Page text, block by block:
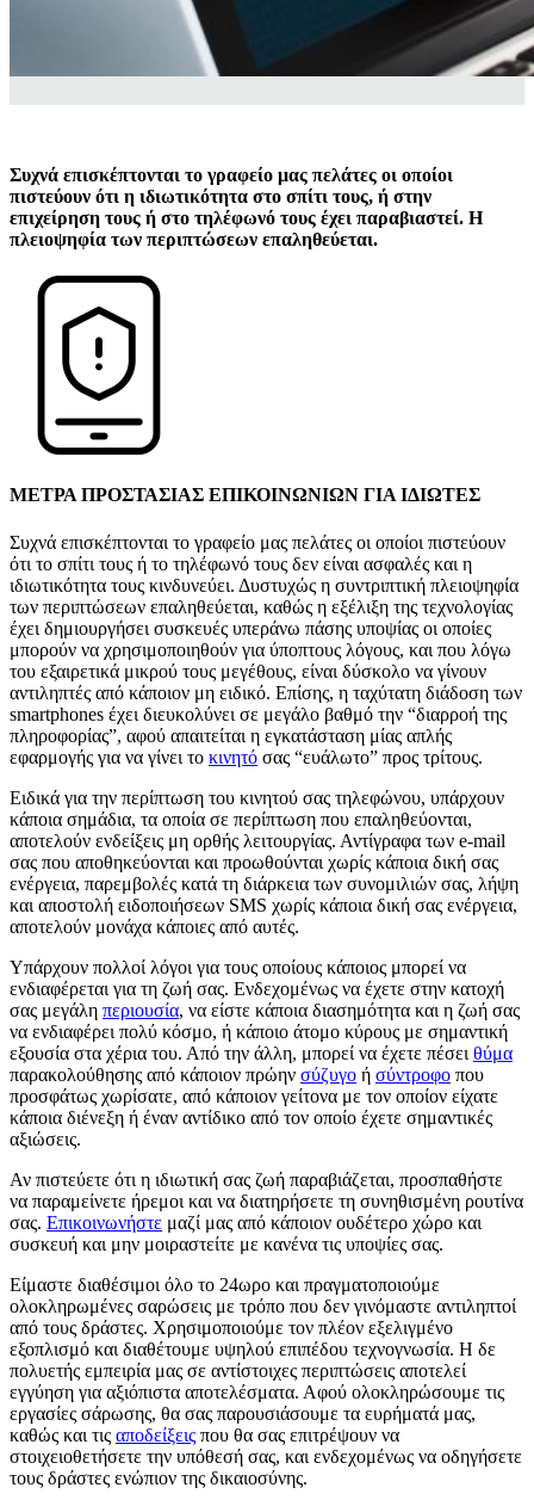
Συχνά επισκέπτονται το γραφείο μας πελάτες οι οποίοι
πιστεύουν ότι η ιδιωτικότητα στο σπίτι τους, ή στην
επιχείρηση τους ή στο τηλέφωνό τους έχει παραβιαστεί. Η
πλειοψηφία των περιπτώσεων επαληθεύεται.
ΜΕΤΡΑ ΠΡΟΣΤΑΣΙΑΣ ΕΠΙΚΟΙΝΩΝΙΩΝ ΓΙΑ ΙΔΙΩΤΕΣ
Συχνά επισκέπτονται το γραφείο μας πελάτες οι οποίοι πιστεύουν
ότι το σπίτι τους ή το τηλέφωνό τους δεν είναι ασφαλές και η
ιδιωτικότητα τους κινδυνεύει. Δυστυχώς η συντριπτική πλειοψηφία
των περιπτώσεων επαληθεύεται, καθώς η εξέλιξη της τεχνολογίας
έχει δημιουργήσει συσκευές υπεράνω πάσης υποψίας οι οποίες
μπορούν να χρησιμοποιηθούν για ύποπτους λόγους, και που λόγω
του εξαιρετικά μικρού τους μεγέθους, είναι δύσκολο να γίνουν
αντιληπτές από κάποιον μη ειδικό. Επίσης, η ταχύτατη διάδοση των
smartphones έχει διευκολύνει σε μεγάλο βαθμό την “διαρροή της
πληροφορίας”, αφού απαιτείται η εγκατάσταση μίας απλής
εφαρμογής για να γίνει το κινητό σας “ευάλωτο” προς τρίτους.
Ειδικά για την περίπτωση του κινητού σας τηλεφώνου, υπάρχουν
κάποια σημάδια, τα οποία σε περίπτωση που επαληθεύονται,
αποτελούν ενδείξεις μη ορθής λειτουργίας. Αντίγραφα των e-mail
σας που αποθηκεύονται και προωθούνται χωρίς κάποια δική σας
ενέργεια, παρεμβολές κατά τη διάρκεια των συνομιλιών σας, λήψη
και αποστολή ειδοποιήσεων SMS χωρίς κάποια δική σας ενέργεια,
αποτελούν μονάχα κάποιες από αυτές.
Υπάρχουν πολλοί λόγοι για τους οποίους κάποιος μπορεί να
ενδιαφέρεται για τη ζωή σας. Ενδεχομένως να έχετε στην κατοχή
σας μεγάλη περιουσία, να είστε κάποια διασημότητα και η ζωή σας
να ενδιαφέρει πολύ κόσμο, ή κάποιο άτομο κύρους με σημαντική
εξουσία στα χέρια του. Από την άλλη, μπορεί να έχετε πέσει θύμα
παρακολούθησης από κάποιον πρώην σύζυγο ή σύντροφο που
προσφάτως χωρίσατε, από κάποιον γείτονα με τον οποίον είχατε
κάποια διένεξη ή έναν αντίδικο από τον οποίο έχετε σημαντικές
αξιώσεις.
Αν πιστεύετε ότι η ιδιωτική σας ζωή παραβιάζεται, προσπαθήστε
να παραμείνετε ήρεμοι και να διατηρήσετε τη συνηθισμένη ρουτίνα
σας. Επικοινωνήστε μαζί μας από κάποιον ουδέτερο χώρο και
συσκευή και μην μοιραστείτε με κανένα τις υποψίες σας.
Είμαστε διαθέσιμοι όλο το 24ωρο και πραγματοποιούμε
ολοκληρωμένες σαρώσεις με τρόπο που δεν γινόμαστε αντιληπτοί
από τους δράστες. Χρησιμοποιούμε τον πλέον εξελιγμένο
εξοπλισμό και διαθέτουμε υψηλού επιπέδου τεχνογνωσία. Η δε
πολυετής εμπειρία μας σε αντίστοιχες περιπτώσεις αποτελεί
εγγύηση για αξιόπιστα αποτελέσματα. Αφού ολοκληρώσουμε τις
εργασίες σάρωσης, θα σας παρουσιάσουμε τα ευρήματά μας,
καθώς και τις αποδείξεις που θα σας επιτρέψουν να
στοιχειοθετήσετε την υπόθεσή σας, και ενδεχομένως να οδηγήσετε
τους δράστες ενώπιον της δικαιοσύνης.